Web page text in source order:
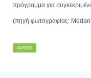
πρόγραμμα για
(πηγή φωτογραφίας:
ΆΡΘΡΑ